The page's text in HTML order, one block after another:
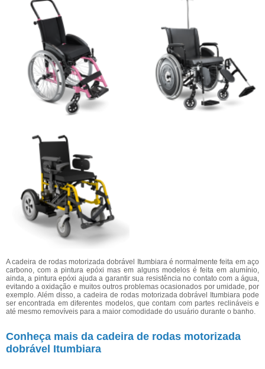
A cadeira de rodas motorizada dobrável Itumbiara é normalmente feita em aço
carbono, com a pintura epóxi mas em alguns modelos é feita em alumínio,
ainda, a pintura epóxi ajuda a garantir sua resistência no contato com a água,
evitando a oxidação e muitos outros problemas ocasionados por umidade, por
exemplo. Além disso, a cadeira de rodas motorizada dobrável Itumbiara pode
ser encontrada em diferentes modelos, que contam com partes reclináveis e
até mesmo removíveis para a maior comodidade do usuário durante o banho.
Conheça mais da cadeira de rodas motorizada
dobrável Itumbiara